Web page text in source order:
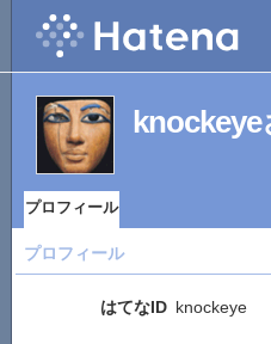
プロフィール
プロフィール
はてなID knockeye